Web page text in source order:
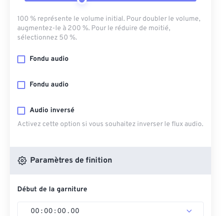
100 % représente le volume initial. Pour doubler le volume,
augmentez-le à 200 %. Pour le réduire de moitié,
sélectionnez 50 %.
Fondu audio
Fondu audio
Audio inversé
Activez cette option si vous souhaitez inverser le flux audio.
Paramètres de finition
Début de la garniture
00 : 00 : 00 . 00